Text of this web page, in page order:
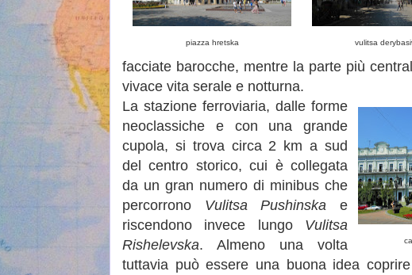
piazza hretska vulitsa
facciate barocche, mentre la parte più
vivace vita serale e notturna.
La stazione ferroviaria, dalle forme
neoclassiche e con una grande
cupola, si trova circa 2 km a sud
del centro storico, cui è collegata
da un gran numero di minibus che
percorrono Vulitsa Pushinska e
riscendono invece lungo Vulitsa
Rishelevska. Almeno una volta
tuttavia può essere una buona idea